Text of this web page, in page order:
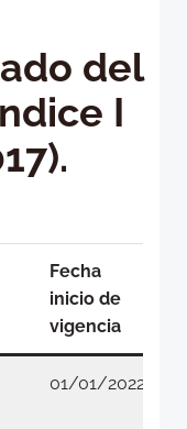
del
I
Fecha
inicio de
vigencia
01/01/2022